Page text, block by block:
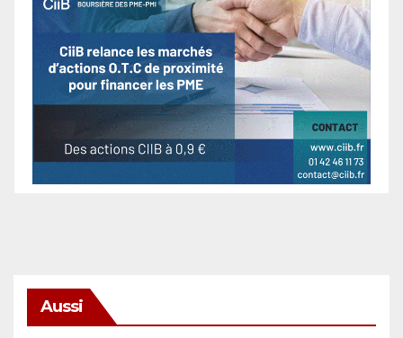
Aussi